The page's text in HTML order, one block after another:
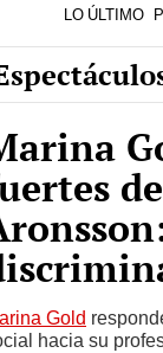
LO ÚLTIMO
Gold
hacia su